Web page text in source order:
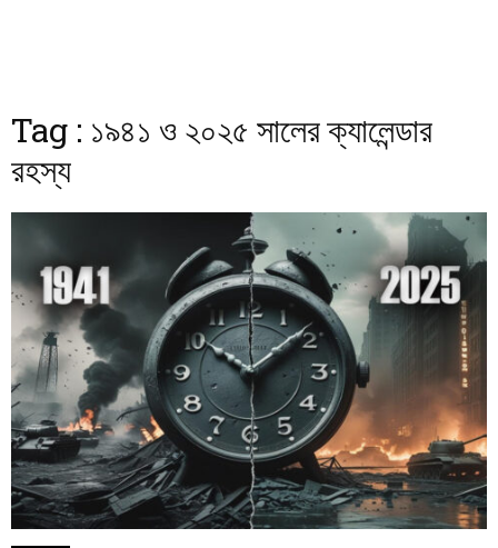
Tag : ১৯৪১ ও ২০২৫ সালের ক্যালেন্ডার
রহস্য